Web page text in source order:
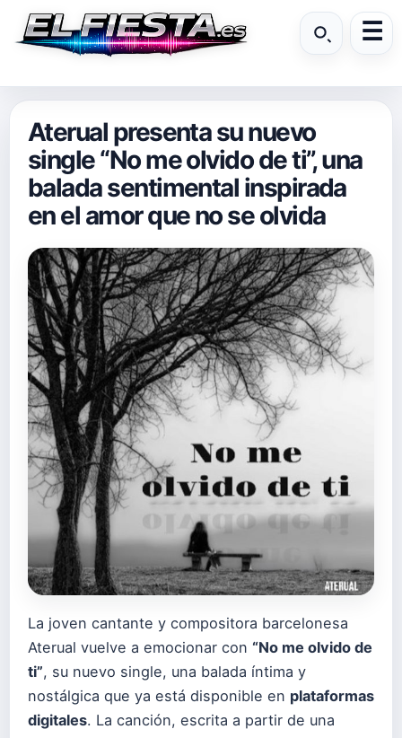
Aterual presenta su nuevo
single “No me olvido de ti”, una
balada sentimental inspirada
en el amor que no se olvida
La joven cantante y compositora barcelonesa
Aterual vuelve a emocionar con “No me olvido de
ti”, su nuevo single, una balada íntima y
nostálgica que ya está disponible en plataformas
digitales. La canción, escrita a partir de una